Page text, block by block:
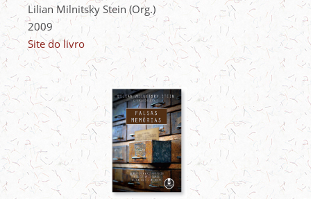
Lilian Milnitsky Stein (Org.)
2009
Site do livro